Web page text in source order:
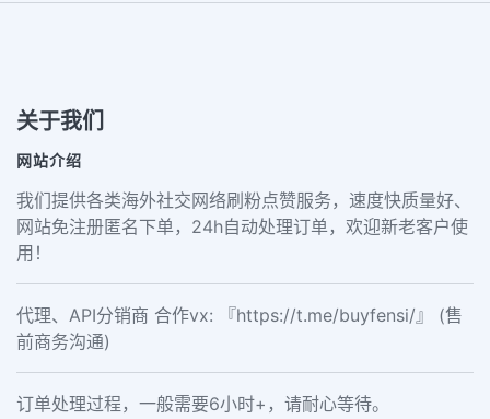
关于我们
网站介绍
我们提供各类海外社交网络刷粉点赞服务，速度快质量好、
网站免注册匿名下单，24h自动处理订单，欢迎新老客户使
用！
代理、API分销商 合作vx: 『https://t.me/buyfensi/』 (售
前商务沟通)
订单处理过程，一般需要6小时+，请耐心等待。